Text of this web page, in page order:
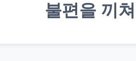
불편을 끼